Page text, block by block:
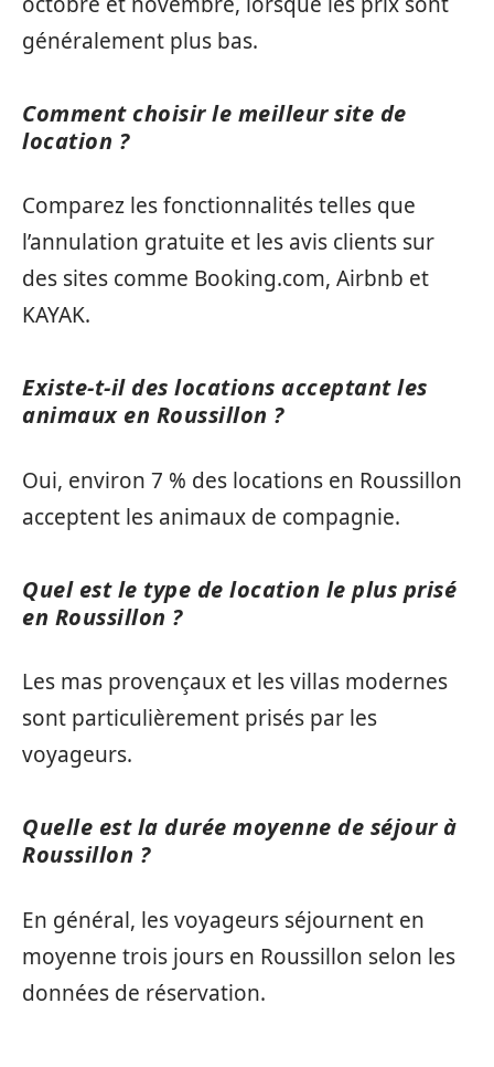
généralement plus bas.
Comment choisir le meilleur site de
location ?
Comparez les fonctionnalités telles que
l’annulation gratuite et les avis clients sur
des sites comme Booking.com, Airbnb et
KAYAK.
Existe-t-il des locations acceptant les
animaux en Roussillon ?
Oui, environ 7 % des locations en Roussillon
acceptent les animaux de compagnie.
Quel est le type de location le plus prisé
en Roussillon ?
Les mas provençaux et les villas modernes
sont particulièrement prisés par les
voyageurs.
Quelle est la durée moyenne de séjour à
Roussillon ?
En général, les voyageurs séjournent en
moyenne trois jours en Roussillon selon les
données de réservation.